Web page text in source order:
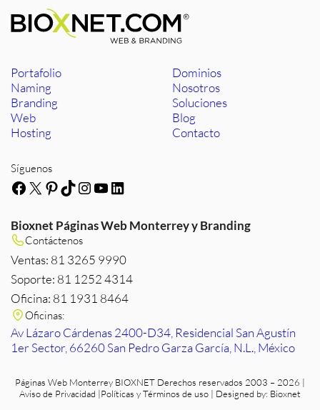
Portafolio
Naming
Branding
Web
Hosting
Dominios
Nosotros
Soluciones
Blog
Contacto
Síguenos
Facebook
X Pinterest
TikTok
Instagram
YouTube
LinkedIn
Bioxnet Páginas Web Monterrey y Branding
Contáctenos
Ventas: 81 3265 9990
Soporte: 81 1252 4314
Oficina: 81 1931 8464
Oficinas:
Av Lázaro Cárdenas 2400-D34, Residencial San Agustín
1er Sector, 66260 San Pedro Garza García, N.L., México
Páginas Web Monterrey BIOXNET Derechos reservados 2003 – 2026 |
Aviso de Privacidad |Políticas y Términos de uso | Designed by: Bioxnet